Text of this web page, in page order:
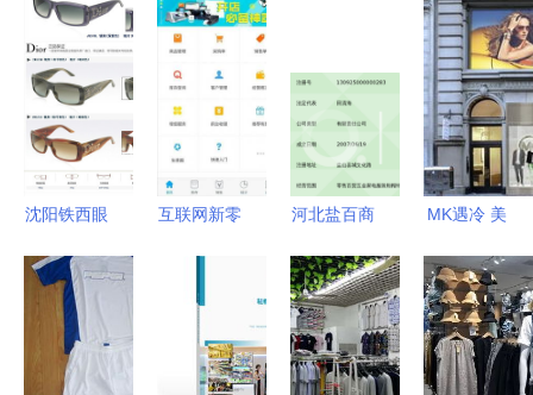
道布局，重
塑互联网销
售新体验
表” 线下王
者与互联网
新贵的双线
竞合
时马拉松的
全新概念跑
鞋
沈阳铁西眼
质眼镜批发
零售一网打
尽，打造靓
互联网新零
兵”突围之
河北盐百商
耕区域市
场，开启互
联网销售新
MK遇冷 美
为何陆续抛
弃昔日爆
款？